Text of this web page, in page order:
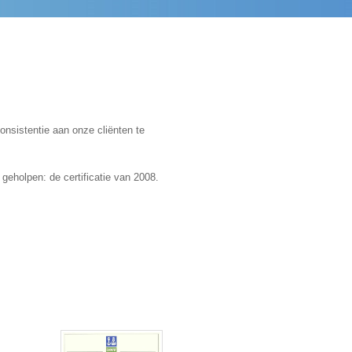
aan onze cliënten te
de certificatie van 2008.